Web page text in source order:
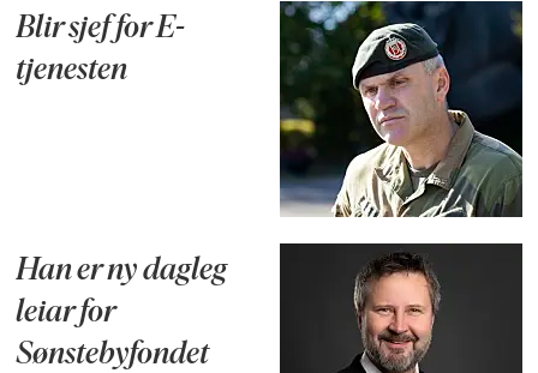
Blir sjef for E-
tjenesten
Han er ny dagleg
leiar for
Sønstebyfondet